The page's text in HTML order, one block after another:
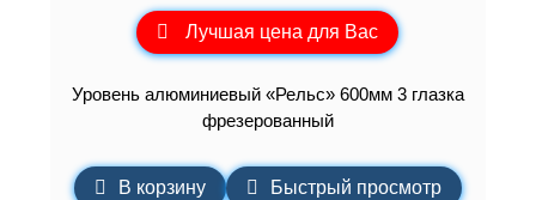
Лучшая цена для Вас
Уровень алюминиевый «Рельс» 600мм 3 глазка
фрезерованный
В корзину Быстрый просмотр